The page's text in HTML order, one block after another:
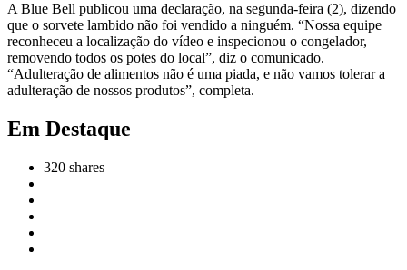
A Blue Bell publicou uma declaração, na segunda-feira (2), dizendo
que o sorvete lambido não foi vendido a ninguém. “Nossa equipe
reconheceu a localização do vídeo e inspecionou o congelador,
removendo todos os potes do local”, diz o comunicado.
“Adulteração de alimentos não é uma piada, e não vamos tolerar a
adulteração de nossos produtos”, completa.
Em Destaque
320 shares